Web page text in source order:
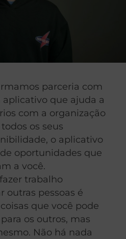
parceria com
aplicativo que ajuda a
com a organização
os seus
o aplicativo
oportunidades que
a você.
trabalho
outras pessoas é
que você pode
os outros, mas
Não há nada